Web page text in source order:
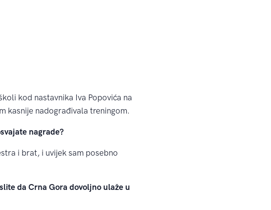
kod nastavnika Iva Popovića na
kasnije nadograđivala treningom.
nagrade?
i brat, i uvijek sam posebno
da Crna Gora dovoljno ulaže u